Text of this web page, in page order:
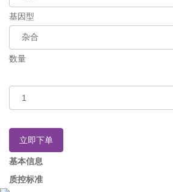
基因型
数量
立即下单
基本信息
质控标准